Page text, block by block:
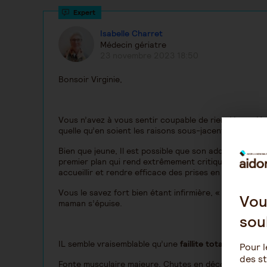
Isabelle Charret
Médecin gériatre
Bonsoir Virginie,
Vous n’avez à vous sentir coupable de rien. Vous
quelle qu’en soient les raisons sous-jacentes (mais
Bien que jeune, Il est possible que son addiction,
premier plan qui rend extrêmement critique toutes
accueillir et rendre efficace des prises en charge.
Vous le savez fort bien étant infirmière, « le nez
maman s’épuise.
IL semble vraisemblable qu’une faillite totale de
Fonte musculaire majeure, Chutes en découlant,
Pour
des